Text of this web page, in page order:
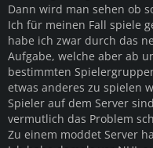
Dann wird man sehen ob
Ich für meinen Fall spiele
habe ich zwar durch das
Aufgabe, welche aber ab
bestimmten
etwas anderes zu spielen
Spieler auf dem Server
vermutlich das Problem
Zu einem moddet Server